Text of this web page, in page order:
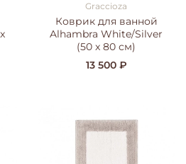
Graccioza
Коврик для ванной
Alhambra White/Silver
(50 x 80 см)
13 500 ₽